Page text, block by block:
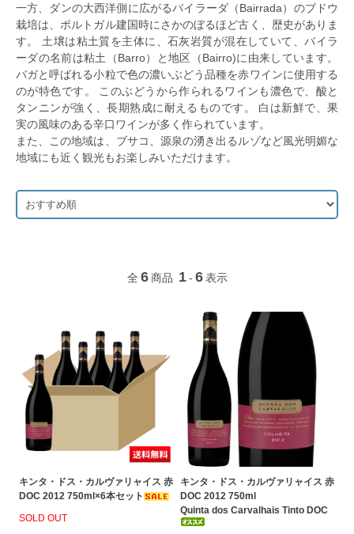
一方、ダンの大西洋側に広がるバイラーダ（Bairrada）のブドウ
栽培は、ポルトガル建国時にさかのぼるほど古く、歴史がありま
す。 土壌は粘土質を主体に、石灰岩質が混在していて、バイラ
ーダの名前は粘土（Barro）と地区（Bairro)に由来しています。
バガと呼ばれる小粒で色の濃いぶどう品種を赤ワインに使用する
のが特色です。 このぶどうから作られるワインも濃色で、酸と
タンニンが強く、長期熟成に耐えるものです。 白は新鮮で、果
実の風味のある辛口ワインが多く作られています。
また、この地域は、ブサコ、源泉の湧き出るルゾなど風光明媚な
地域にも近く観光もお楽しみいただけます。
全 6 商品 1 - 6 表示
キンタ・ドス・カルヴァリャイス 赤
DOC 2012 750ml×6本セット
SOLD OUT
キンタ・ドス・カルヴァリャイス 赤
DOC 2012 750ml
Quinta dos Carvalhais Tinto DOC